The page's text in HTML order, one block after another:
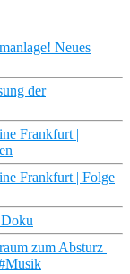
Neues
der
Frankfurt |
Frankfurt | Folge
zum Absturz |